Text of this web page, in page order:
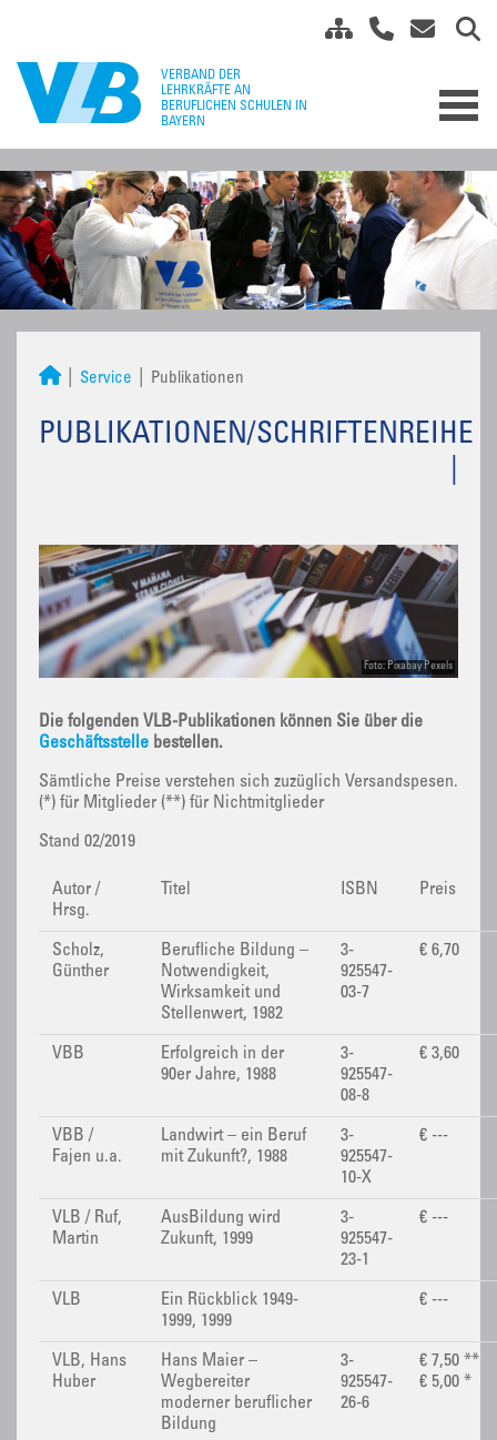
Service Publikationen
PUBLIKATIONEN/SCHRIFTENREIHE
Foto: Pixabay Pexels
Die folgenden VLB-Publikationen können Sie über die
Geschäftsstelle bestellen.
Sämtliche Preise verstehen sich zuzüglich Versandspesen.
(*) für Mitglieder (**) für Nichtmitglieder
Stand 02/2019
Autor /
Hrsg.
Titel ISBN Preis
Scholz,
Günther
Berufliche Bildung –
Notwendigkeit,
Wirksamkeit und
Stellenwert, 1982
3-
925547-
03-7
€ 6,70
VBB
Erfolgreich in der
90er Jahre, 1988
3-
925547-
08-8
€ 3,60
VBB /
Fajen u.a.
Landwirt – ein Beruf
mit Zukunft?, 1988
3-
925547-
10-X
€ ---
VLB / Ruf,
Martin
AusBildung wird
Zukunft, 1999
3-
925547-
23-1
€ ---
VLB
Ein Rückblick 1949-
1999, 1999
€ ---
VLB, Hans
Huber
Hans Maier –
Wegbereiter
moderner beruflicher
Bildung
3-
925547-
26-6
€ 7,50 **
€ 5,00 *